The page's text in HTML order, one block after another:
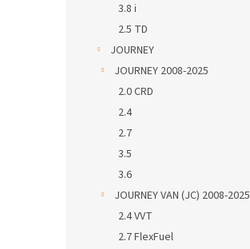
3.8 i
2.5 TD
JOURNEY
JOURNEY 2008-2025
2.0 CRD
2.4
2.7
3.5
3.6
JOURNEY VAN (JC) 2008-2025
2.4 VVT
2.7 FlexFuel